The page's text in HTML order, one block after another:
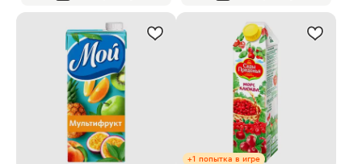
+1 попытка в игре